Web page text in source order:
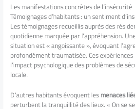
Les manifestations concrètes de l’insécurité
Témoignages d’habitants : un sentiment
Les témoignages recueillis auprès des
quotidienne marquée par l’appréhension.
situation est « angoissante », évoquant
profondément traumatisée. Ces
l’impact psychologique des problèmes de
locale.
D’autres habitants évoquent lesmenaces
perturbent la tranquillité des lieux. « On se